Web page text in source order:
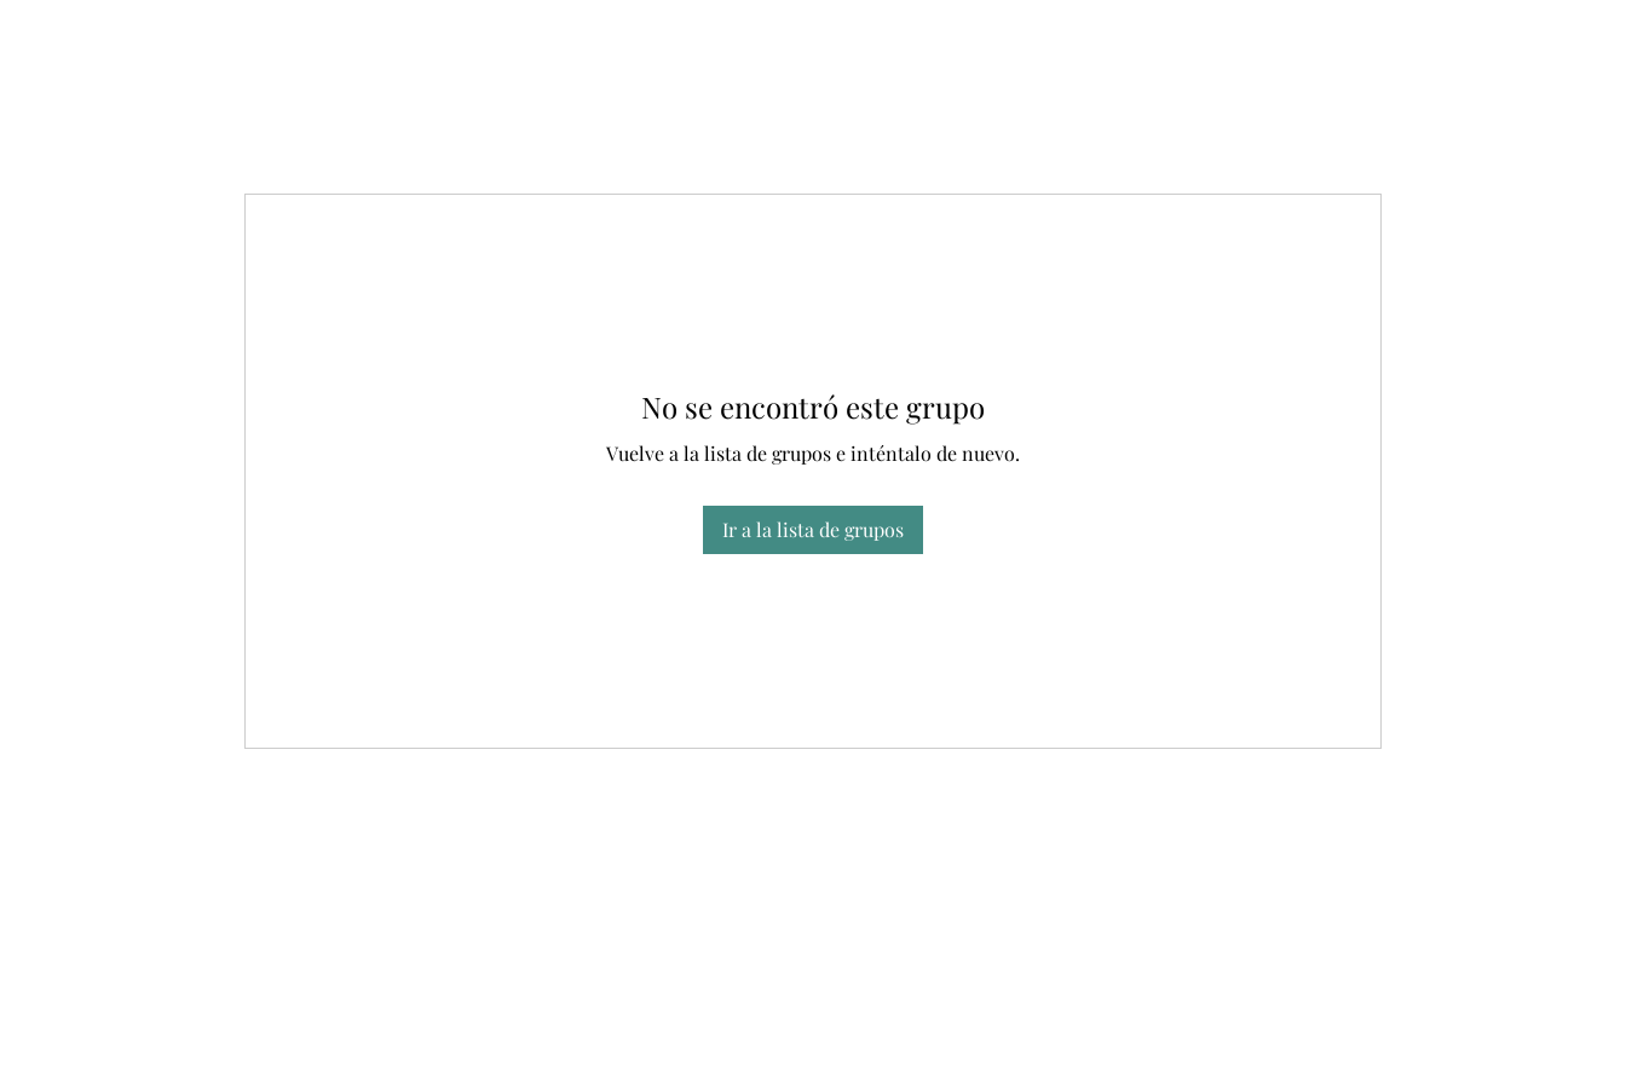
No se encontró este grupo
Vuelve a la lista de grupos e inténtalo de nuevo.
Ir a la lista de grupos